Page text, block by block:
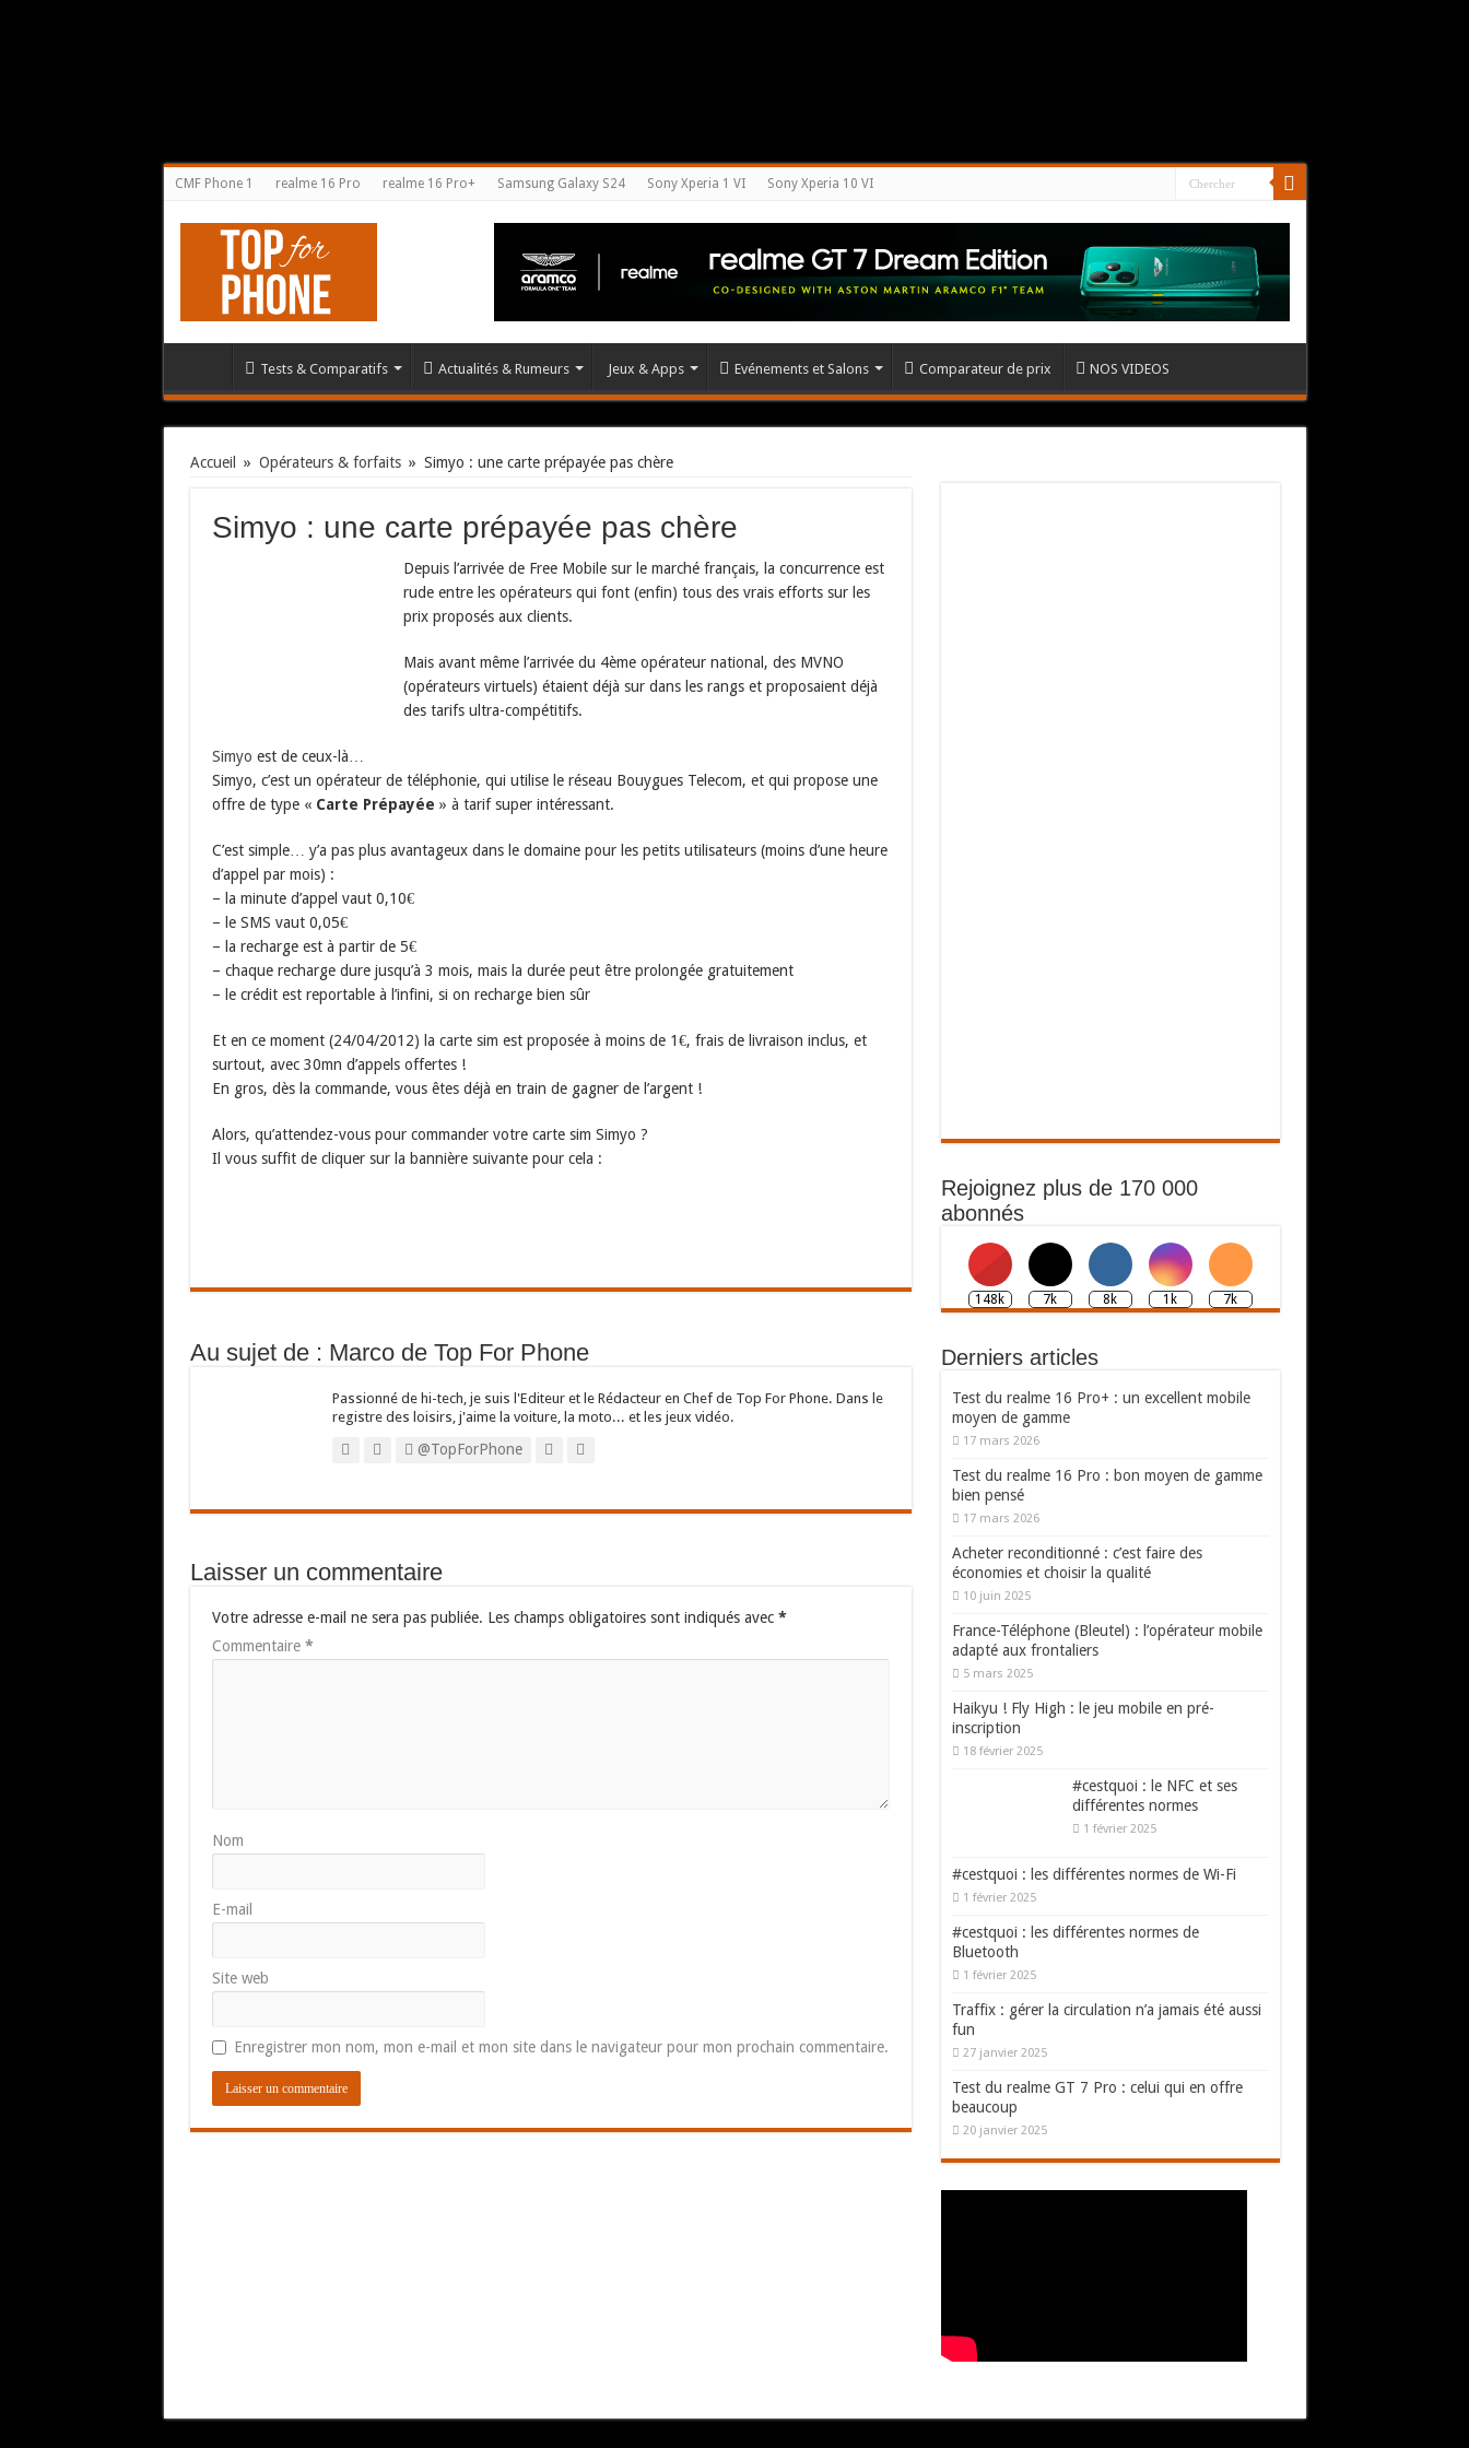
CMF Phone 1 realme 16 Pro realme 16 Pro+ Samsung Galaxy S24 Sony Xperia 1 VI Sony Xperia 10 VI
Tests & Comparatifs Actualités & Rumeurs Jeux & Apps Evénements et Salons Comparateur de prix NOS VIDEOS
Accueil » Opérateurs & forfaits » Simyo : une carte prépayée pas chère
Simyo : une carte prépayée pas chère
Depuis l’arrivée de Free Mobile sur le marché français, la concurrence est
rude entre les opérateurs qui font (enfin) tous des vrais efforts sur les
prix proposés aux clients.
Mais avant même l’arrivée du 4ème opérateur national, des MVNO
(opérateurs virtuels) étaient déjà sur dans les rangs et proposaient déjà
des tarifs ultra-compétitifs.
Simyo est de ceux-là…
Simyo, c’est un opérateur de téléphonie, qui utilise le réseau Bouygues Telecom, et qui propose une
offre de type « Carte Prépayée » à tarif super intéressant.
C’est simple… y’a pas plus avantageux dans le domaine pour les petits utilisateurs (moins d’une heure
d’appel par mois) :
– la minute d’appel vaut 0,10€
– le SMS vaut 0,05€
– la recharge est à partir de 5€
– chaque recharge dure jusqu’à 3 mois, mais la durée peut être prolongée gratuitement
– le crédit est reportable à l’infini, si on recharge bien sûr
Et en ce moment (24/04/2012) la carte sim est proposée à moins de 1€, frais de livraison inclus, et
surtout, avec 30mn d’appels offertes !
En gros, dès la commande, vous êtes déjà en train de gagner de l’argent !
Alors, qu’attendez-vous pour commander votre carte sim Simyo ?
Il vous suffit de cliquer sur la bannière suivante pour cela :
Au sujet de : Marco de Top For Phone
Passionné de hi-tech, je suis l'Editeur et le Rédacteur en Chef de Top For Phone. Dans le
registre des loisirs, j'aime la voiture, la moto... et les jeux vidéo.
@TopForPhone
Laisser un commentaire
Votre adresse e-mail ne sera pas publiée. Les champs obligatoires sont indiqués avec *
Commentaire *
Nom
E-mail
Site web
Enregistrer mon nom, mon e-mail et mon site dans le navigateur pour mon prochain commentaire.
Rejoignez plus de 170 000
abonnés
148k 7k 8k 1k 7k
Derniers articles
Test du realme 16 Pro+ : un excellent mobile
moyen de gamme
17 mars 2026
Test du realme 16 Pro : bon moyen de gamme
bien pensé
17 mars 2026
Acheter reconditionné : c’est faire des
économies et choisir la qualité
10 juin 2025
France-Téléphone (Bleutel) : l’opérateur mobile
adapté aux frontaliers
5 mars 2025
Haikyu ! Fly High : le jeu mobile en pré-
inscription
18 février 2025
#cestquoi : le NFC et ses
différentes normes
1 février 2025
#cestquoi : les différentes normes de Wi-Fi
1 février 2025
#cestquoi : les différentes normes de
Bluetooth
1 février 2025
Traffix : gérer la circulation n’a jamais été aussi
fun
27 janvier 2025
Test du realme GT 7 Pro : celui qui en offre
beaucoup
20 janvier 2025